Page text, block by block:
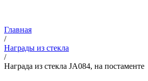
Главная
/
Награды из стекла
/
Награда из стекла JA084, на постаменте